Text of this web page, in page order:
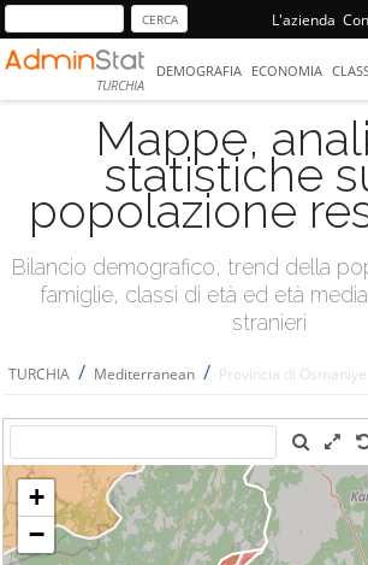
L'azienda
TURCHIA
DEMOGRAFIA ECONOMIA
Mappe,
statistiche
popolazione
Bilancio demografico, trend della
famiglie, classi di età ed età
stranieri
TURCHIA / Mediterranean / Provincia di Osmaniye